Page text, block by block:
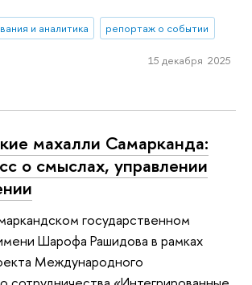
и аналитика репортаж о событии
15 декабря 2025
махалли Самарканда:
о смыслах, управлении
государственном
Шарофа Рашидова в рамках
Международного